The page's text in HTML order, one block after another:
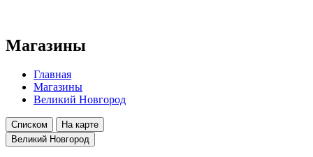
Магазины
Главная
Магазины
Великий Новгород
Списком
На карте
Великий Новгород